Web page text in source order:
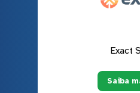
Exact
Saiba